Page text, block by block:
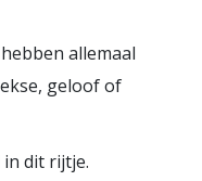
allemaal
geloof of
in dit rijtje.